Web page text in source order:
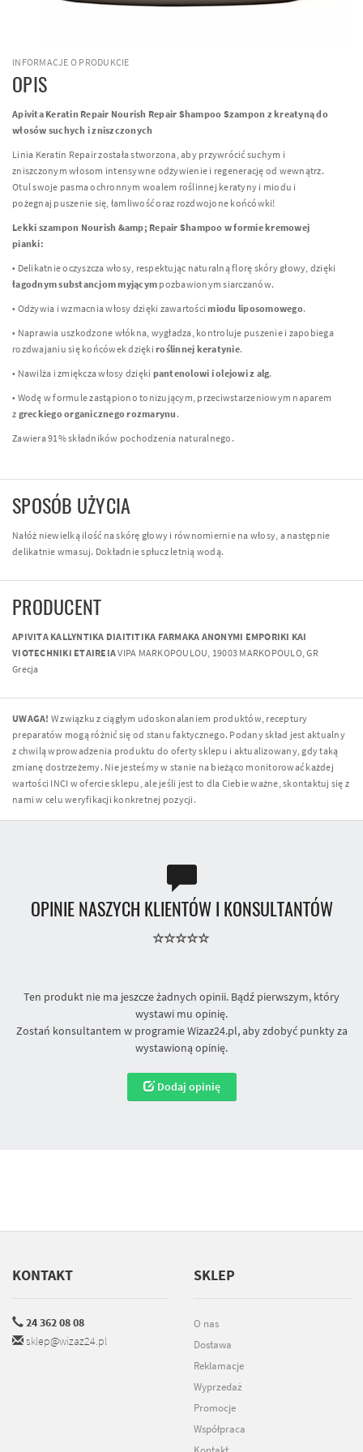
INFORMACJE O PRODUKCIE
OPIS
Apivita Keratin Repair Nourish Repair Shampoo Szampon z kreatyną do
włosów suchych i zniszczonych
Linia Keratin Repair została stworzona, aby przywrócić suchym i
zniszczonym włosom intensywne odżywienie i regenerację od wewnątrz.
Otul swoje pasma ochronnym woalem roślinnej keratyny i miodu i
pożegnaj puszenie się, łamliwość oraz rozdwojone końcówki!
Lekki szampon Nourish &amp; Repair Shampoo w formie kremowej
pianki:
• Delikatnie oczyszcza włosy, respektując naturalną florę skóry głowy, dzięki
łagodnym substancjom myjącym pozbawionym siarczanów.
• Odżywia i wzmacnia włosy dzięki zawartościmiodu liposomowego.
• Naprawia uszkodzone włókna, wygładza, kontroluje puszenie i zapobiega
rozdwajaniu się końcówek dzięki roślinnej keratynie.
• Nawilża i zmiękcza włosy dzięki pantenolowi i olejowi z alg.
• Wodę w formule zastąpiono tonizującym, przeciwstarzeniowym naparem
z greckiego organicznego rozmarynu .
Zawiera 91% składników pochodzenia naturalnego.
SPOSÓB UŻYCIA
Nałóż niewielką ilość na skórę głowy i równomiernie na włosy, a następnie
delikatnie wmasuj. Dokładnie spłucz letnią wodą.
PRODUCENT
APIVITA KALLYNTIKA DIAITITIKA FARMAKA ANONYMI EMPORIKI KAI
VIOTECHNIKI ETAIREIAVIPA MARKOPOULOU, 19003 MARKOPOULO, GR
Grecja
UWAGA! W związku z ciągłym udoskonalaniem produktów, receptury
preparatów mogą różnić się od stanu faktycznego. Podany skład jest aktualny
z chwilą wprowadzenia produktu do oferty sklepu i aktualizowany, gdy taką
zmianę dostrzeżemy. Nie jesteśmy w stanie na bieżąco monitorować każdej
wartości INCI w ofercie sklepu, ale jeśli jest to dla Ciebie ważne, skontaktuj się z
nami w celu weryfikacji konkretnej pozycji.
OPINIE NASZYCH KLIENTÓW I KONSULTANTÓW
Ten produkt nie ma jeszcze żadnych opinii. Bądź pierwszym, który
wystawi mu opinię.
Zostań konsultantem w programie Wizaz24.pl, aby zdobyć punkty za
wystawioną opinię.
Dodaj opinię
KONTAKT
24 362 08 08
sklep@wizaz24.pl
SKLEP
O nas
Dostawa
Reklamacje
Wyprzedaż
Promocje
Współpraca